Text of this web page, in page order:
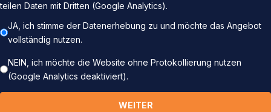
teilen Daten mit Dritten (Google Analytics).
JA, ich stimme der Datenerhebung zu und möchte das Angebot
vollständig nutzen.
NEIN, ich möchte die Website ohne Protokollierung nutzen
(Google Analytics deaktiviert).
WEITER